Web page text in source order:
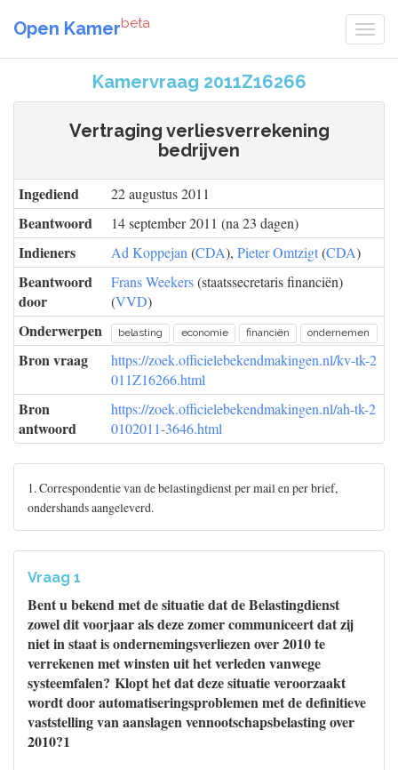
Open Kamerbeta
Kamervraag 2011Z16266
Vertraging verliesverrekening
bedrijven
Ingediend 22 augustus 2011
Beantwoord 14 september 2011 (na 23 dagen)
Indieners Ad Koppejan (CDA), Pieter Omtzigt(CDA)
Beantwoord
door
Frans Weekers(staatssecretaris financiën)
(VVD)
Onderwerpen belasting economie financiën ondernemen
Bron vraag
https://zoek.officielebekendmakingen.nl/kv-tk-2
011Z16266.html
Bron
antwoord
https://zoek.officielebekendmakingen.nl/ah-tk-2
0102011-3646.html
1. Correspondentie van de belastingdienst per mail en per brief,
ondershands aangeleverd.
Vraag 1
Bent u bekend met de situatie dat de Belastingdienst
zowel dit voorjaar als deze zomer communiceert dat zij
niet in staat is ondernemingsverliezen over 2010 te
verrekenen met winsten uit het verleden vanwege
systeemfalen? Klopt het dat deze situatie veroorzaakt
wordt door automatiseringsproblemen met de definitieve
vaststelling van aanslagen vennootschapsbelasting over
2010?1